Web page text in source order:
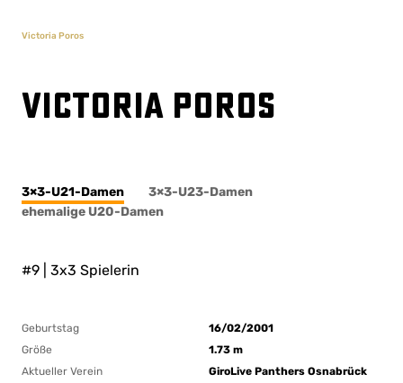
Victoria Poros
Victoria Poros
3×3-U21-Damen
3×3-U23-Damen
ehemalige U20-Damen
#9 | 3x3 Spielerin
Geburtstag
16/02/2001
Größe
1.73 m
Aktueller Verein
GiroLive Panthers Osnabrück